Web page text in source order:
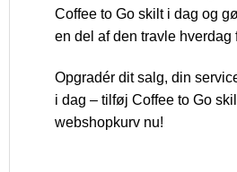
Coffee to Go skilt i dag og
en del af den travle hverdag
Opgradér dit salg, din
i dag – tilføj Coffee to Go
webshopkurv nu!